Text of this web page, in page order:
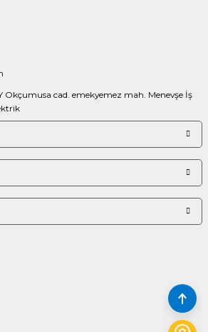
Okçumusa cad. emekyemez mah. Menevşe İş